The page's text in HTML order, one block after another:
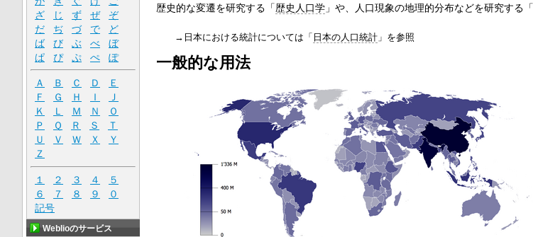
歴史的な変遷を研究する「歴史人口学」や、人口現象の地理的分布などを研究する「
→日本における統計については「 日本の人口統計」を参照
一般的な用法
ざ
じ ず ぜ
ぞ
だ
ぢ づ で
ど
ば
び ぶ べ
ぼ
ぱ
ぴ ぷ ぺ ぽ
Ａ Ｂ Ｃ Ｄ
Ｅ
Ｆ
Ｇ Ｈ Ｉ
Ｊ
Ｋ
Ｌ Ｍ Ｎ
Ｏ
Ｐ
Ｑ Ｒ Ｓ
Ｔ
Ｕ
Ｖ Ｗ Ｘ
Ｙ
Ｚ
１ ２ ３ ４
５
６
７ ８ ９
０
記号
Weblioのサービス